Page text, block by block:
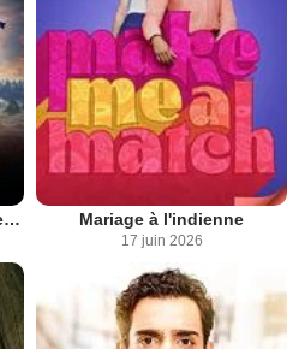
Avatar : Le dernier maître de l'air Mariage à l'indienne
17 juin 2026